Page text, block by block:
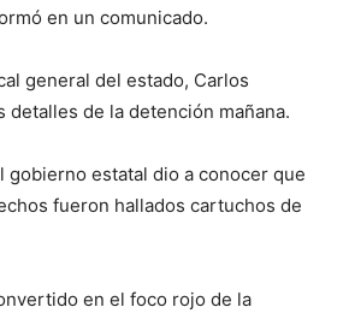
en un comunicado.
general del estado, Carlos
detalles de la detención mañana.
gobierno estatal dio a conocer que
fueron hallados cartuchos de
en el foco rojo de la